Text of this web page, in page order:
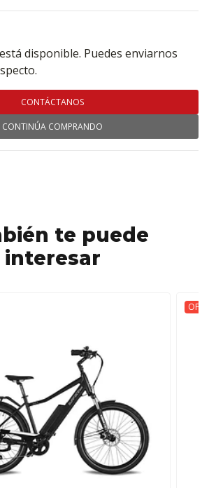
disponible. Puedes enviarnos
CONTÁCTANOS
CONTINÚA COMPRANDO
te puede
interesar